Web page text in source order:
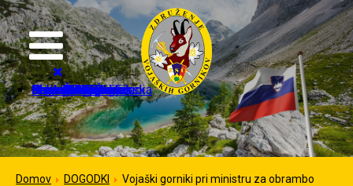
Domov
Organizacija
Izvršilni odbor
Častni člani ZVGS
In memoriam
Pristopnica
Dokumenti
Kontakti
Sponzorji
Strokovne dejavnosti
Planinske poti Slovenska pot
Prelaz Lagazuoi
Čez Kozjek na Kališče
Mednarodno sodelovanje
IFMS dnevi
IFMS kongresi
Italija
Nemčija
ZDA
Francija
Avstrija
Črna gora
Galerija
Kontakt
Novice
Dogodki
Domov DOGODKI Vojaški gorniki pri ministru za obrambo